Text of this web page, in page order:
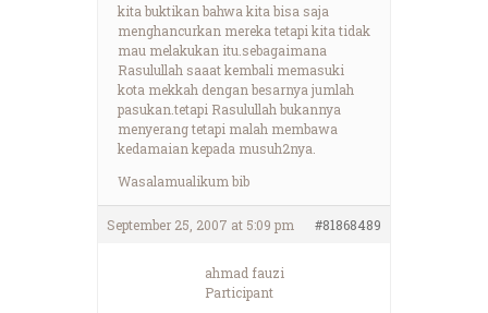
kita buktikan bahwa kita bisa saja
menghancurkan mereka tetapi kita tidak
mau melakukan itu.sebagaimana
Rasulullah saaat kembali memasuki
kota mekkah dengan besarnya jumlah
pasukan.tetapi Rasulullah bukannya
menyerang tetapi malah membawa
kedamaian kepada musuh2nya.
Wasalamualikum bib
September 25, 2007 at 5:09 pm #81868489
ahmad fauzi
Participant